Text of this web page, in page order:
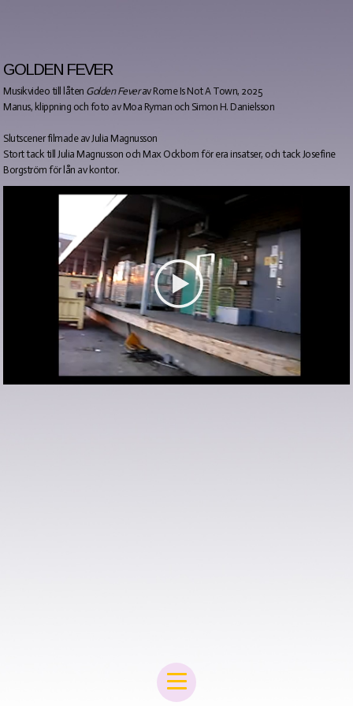
GOLDEN FEVER
Musikvideo till låten Golden Feverav Rome Is Not A Town, 2025
Manus, klippning och foto av Moa Ryman och Simon H. Danielsson
Slutscener filmade av Julia Magnusson
Stort tack till Julia Magnusson och Max Ockborn för era insatser, och tack Josefine
Borgström för lån av kontor.